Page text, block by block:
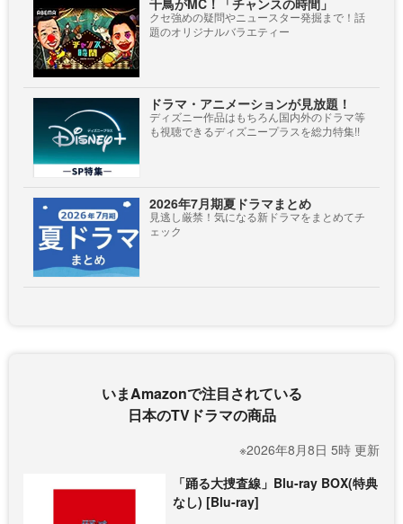
クセ強めの疑問やニュースター発掘まで！話
題のオリジナルバラエティー
ドラマ・アニメーションが見放題！
ディズニー作品はもちろん国内外のドラマ等
も視聴できるディズニープラスを総力特集!!
2026年7月期夏ドラマまとめ
見逃し厳禁！気になる新ドラマをまとめてチ
ェック
いまAmazonで注目されている
日本のTVドラマの商品
※2026年8月8日 5時 更新
「踊る大捜査線」Blu-ray BOX(特典
なし) [Blu-ray]